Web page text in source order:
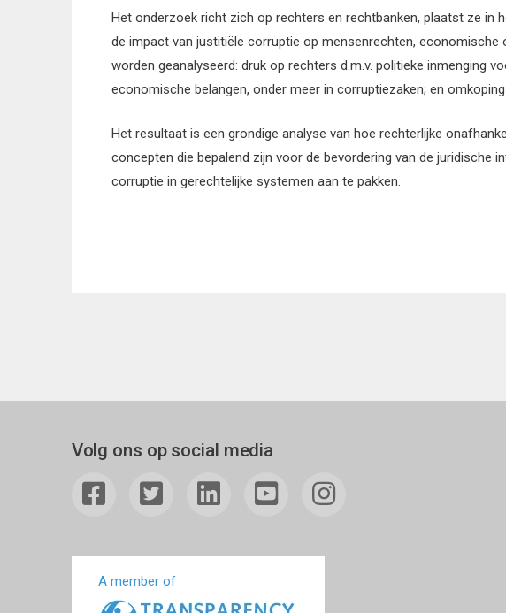
Het onderzoek richt zich op rechters en rechtbanken, plaatst ze in
de impact van justitiële corruptie op mensenrechten, economische
worden geanalyseerd: druk op rechters d.m.v. politieke inmenging
economische belangen, onder meer in corruptiezaken; en
Het resultaat is een grondige analyse van hoe rechterlijke
concepten die bepalend zijn voor de bevordering van de juridische
corruptie in gerechtelijke systemen aan te pakken.
Volg ons op social media
A member of